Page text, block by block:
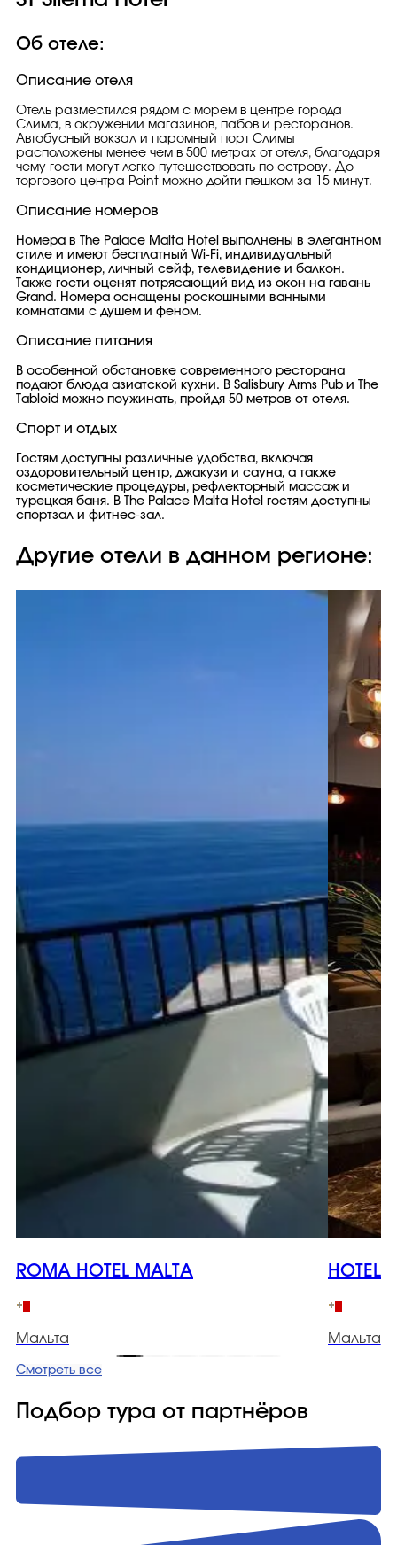
Об отеле:
Описание отеля
Отель разместился рядом с морем в центре города
Слима, в окружении магазинов, пабов и ресторанов.
Автобусный вокзал и паромный порт Слимы
расположены менее чем в 500 метрах от отеля, благодаря
чему гости могут легко путешествовать по острову. До
торгового центра Point можно дойти пешком за 15 минут.
Описание номеров
Номера в The Palace Malta Hotel выполнены в элегантном
стиле и имеют бесплатный Wi-Fi, индивидуальный
кондиционер, личный сейф, телевидение и балкон.
Также гости оценят потрясающий вид из окон на гавань
Grand. Номера оснащены роскошными ванными
комнатами с душем и феном.
Описание питания
В особенной обстановке современного ресторана
подают блюда азиатской кухни. В Salisbury Arms Pub и The
Tabloid можно поужинать, пройдя 50 метров от отеля.
Спорт и отдых
Гостям доступны различные удобства, включая
оздоровительный центр, джакузи и сауна, а также
косметические процедуры, рефлекторный массаж и
турецкая баня. В The Palace Malta Hotel гостям доступны
спортзал и фитнес-зал.
Другие отели в данном регионе:
ROMA HOTEL MALTA
Мальта
HOTEL
Мальта
Смотреть все
Подбор тура от партнёров